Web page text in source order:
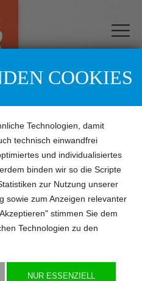
COOKIES
Technologien, damit
technisch einwandfrei
und individualisiertes
binden wir so die Scripte
zur Nutzung unserer
sowie zum Anzeigen relevanter
stimmen Sie dem
Technologien zu den
NUR ESSENZIELL